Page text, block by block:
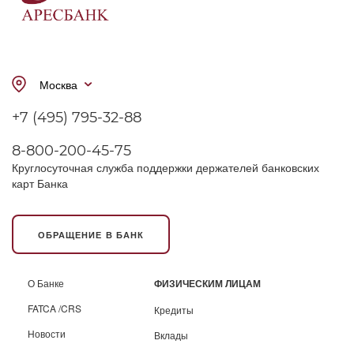
Москва
+7 (495) 795-32-88
8-800-200-45-75
Круглосуточная служба поддержки держателей банковских
карт Банка
ОБРАЩЕНИЕ В БАНК
О Банке
FATCA /CRS
Новости
ФИЗИЧЕСКИМ ЛИЦАМ
Кредиты
Вклады